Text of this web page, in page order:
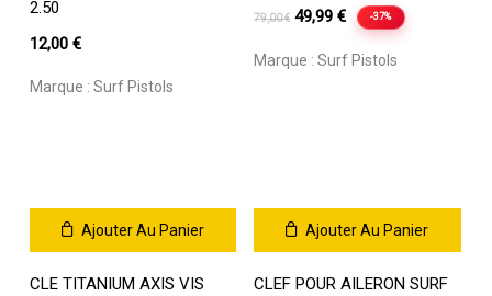
2.50
12,00 €
Marque : Surf Pistols
79,00€ Le
initial
49,99€Le
prix
actuel
-37%
Marque :Surf Pistols
Ajouter Au Panier
CLE TITANIUM AXIS VIS
Ajouter Au Panier
CLEF POUR AILERON SURF